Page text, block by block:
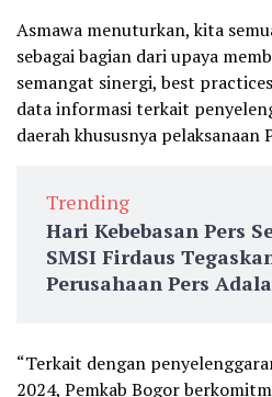
Asmawa menuturkan, kita
sebagai bagian dari upaya
semangat sinergi, best
data informasi terkait
daerah khususnya pelaksanaan
Trending
Hari Kebebasan Pers
SMSI Firdaus
Perusahaan Pers
“Terkait dengan
2024, Pemkab Bogor